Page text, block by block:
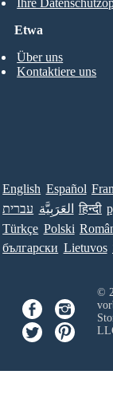
Etwa
Über uns
Kontaktiere uns
English Español
עברית العَرَبِيَّة हिन्दी
Türkçe Polski
български Lietuvos
©